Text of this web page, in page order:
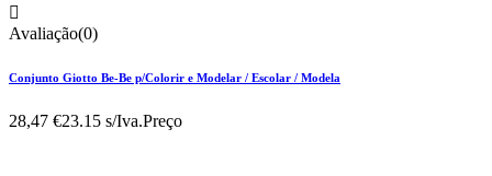

Avaliação(0)
Conjunto Giotto Be-Be p/Colorir e Modelar / Escolar / Modela
28,47 €23.15 s/Iva.Preço